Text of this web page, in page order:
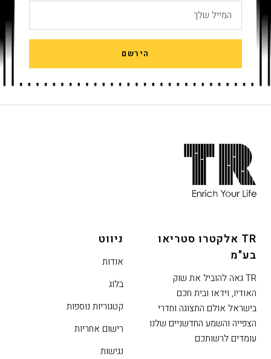
המייל שלך
הירשם
האתר,
באפשרותך
ללחוץ
לדלג
לאזור
הבא
TR אלקטרו סטריאו
בע"מ
TR גאה להוביל את שוק
האודיו, וידאו ובית חכם
בישראל אולם התצוגה וחדרי
הצפייה והשמע החדשניים שלנו
עומדים לרשותכם
ניווט
אודות
בלוג
קטגוריות נוספות
רישום אחריות
נגישות